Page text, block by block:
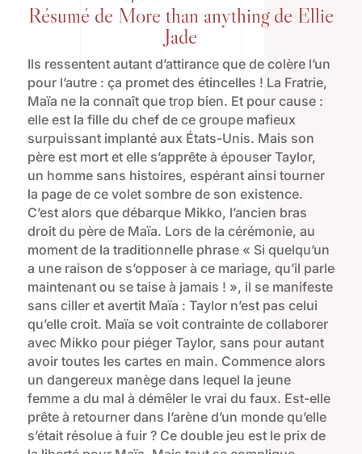
Résumé de More than anything de Ellie
Jade
Ils ressentent autant d’attirance que de colère l’un
pour l’autre : ça promet des étincelles ! La Fratrie,
Maïa ne la connaît que trop bien. Et pour cause :
elle est la fille du chef de ce groupe mafieux
surpuissant implanté aux États-Unis. Mais son
père est mort et elle s’apprête à épouser Taylor,
un homme sans histoires, espérant ainsi tourner
la page de ce volet sombre de son existence.
C’est alors que débarque Mikko, l’ancien bras
droit du père de Maïa. Lors de la cérémonie, au
moment de la traditionnelle phrase « Si quelqu’un
a une raison de s’opposer à ce mariage, qu’il parle
maintenant ou se taise à jamais ! », il se manifeste
sans ciller et avertit Maïa : Taylor n’est pas celui
qu’elle croit. Maïa se voit contrainte de collaborer
avec Mikko pour piéger Taylor, sans pour autant
avoir toutes les cartes en main. Commence alors
un dangereux manège dans lequel la jeune
femme a du mal à démêler le vrai du faux. Est-elle
prête à retourner dans l’arène d’un monde qu’elle
s’était résolue à fuir ? Ce double jeu est le prix de